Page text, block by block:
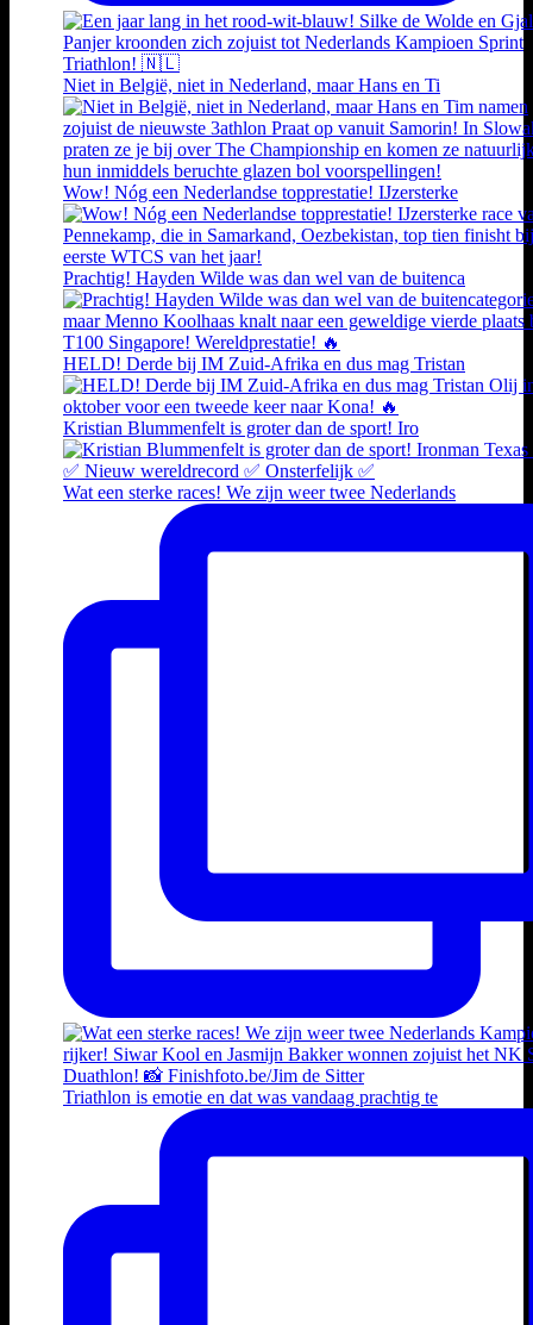
Niet in België, niet in Nederland, maar Hans en Ti
Wow! Nóg een Nederlandse topprestatie! IJzersterke
Prachtig! Hayden Wilde was dan wel van de buitenca
HELD! Derde bij IM Zuid-Afrika en dus mag Tristan
Kristian Blummenfelt is groter dan de sport! Iro
Wat een sterke races! We zijn weer twee Nederlands
Triathlon is emotie en dat was vandaag prachtig te